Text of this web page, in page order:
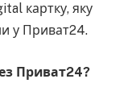
картку, яку
у Приват24.
Приват24?